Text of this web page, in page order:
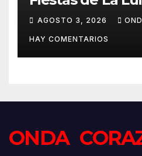
AGOSTO 3, 2026
HAY COMENTARIOS
ONDA